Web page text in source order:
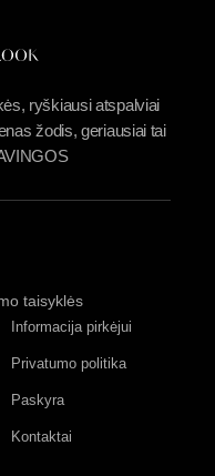
ryškiausi atspalviai
žodis, geriausiai tai
taisyklės
Informacija pirkėjui
Privatumo politika
Paskyra
Kontaktai